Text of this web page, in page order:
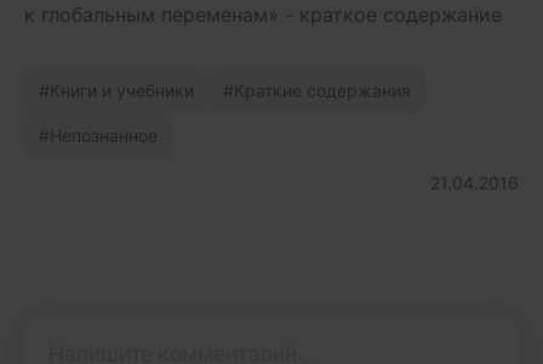
к глобальным переменам» - краткое содержание
Книги и учебники Краткие содержания
Непознанное
21.04.2016